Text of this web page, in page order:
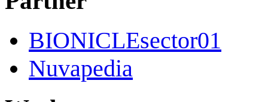
BIONICLEsector01
Nuvapedia